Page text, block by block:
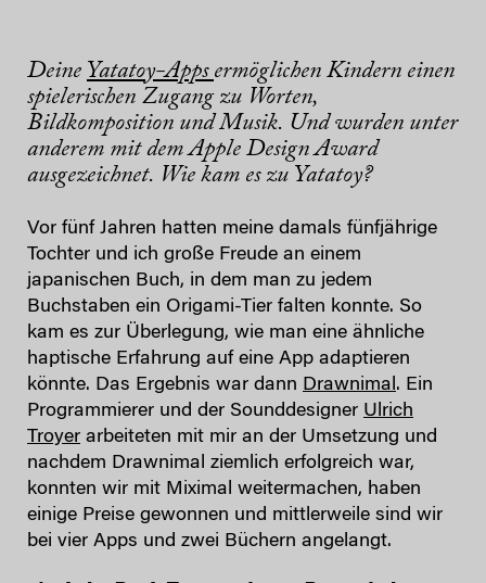
Deine Yatatoy-Apps ermöglichen Kindern einen
spielerischen Zugang zu Worten,
Bildkomposition und Musik. Und wurden unter
anderem mit dem Apple Design Award
ausgezeichnet. Wie kam es zu Yatatoy?
Vor fünf Jahren hatten meine damals fünfjährige
Tochter und ich große Freude an einem
japanischen Buch, in dem man zu jedem
Buchstaben ein Origami-Tier falten konnte. So
kam es zur Überlegung, wie man eine ähnliche
haptische Erfahrung auf eine App adaptieren
könnte. Das Ergebnis war dann Drawnimal. Ein
Programmierer und der Sounddesigner Ulrich
Troyer arbeiteten mit mir an der Umsetzung und
nachdem Drawnimal ziemlich erfolgreich war,
konnten wir mit Miximal weitermachen, haben
einige Preise gewonnen und mittlerweile sind wir
bei vier Apps und zwei Büchern angelangt.